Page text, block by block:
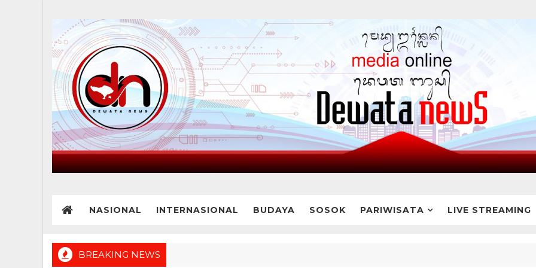
NASIONAL INTERNASIONAL BUDAYA SOSOK PARIWISATA LIVE STREAMING
BREAKING NEWS